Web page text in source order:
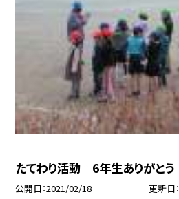
たてわり活動 6年生ありがとう
公開日 2021/02/18 更新日